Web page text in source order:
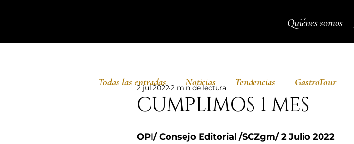
Quiénes somos
CUMPLIMOS 1 MES
2 jul 2022 2 min de lectura
OPI/ Consejo Editorial /SCZgm/ 2 Julio 2022
Todas las entradas Noticias Tendencias GastroTour